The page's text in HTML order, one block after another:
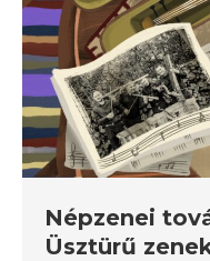
Népzenei
Üsztürű